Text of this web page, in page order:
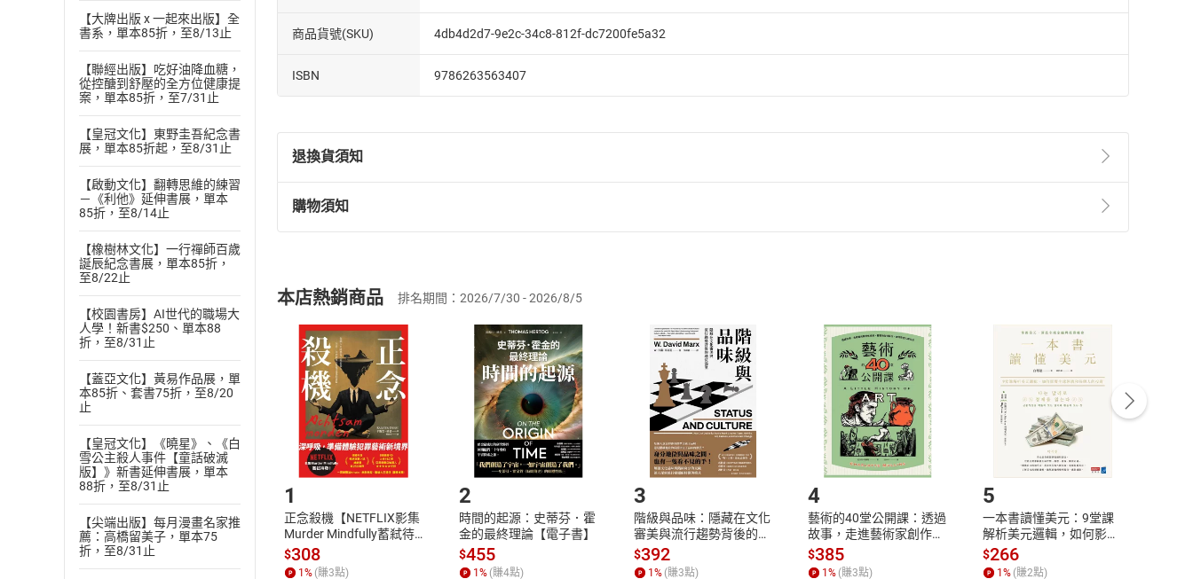
【大牌出版 x 一起來出版】全
書系，單本85折，至8/13止
【聯經出版】吃好油降血糖，
從控醣到舒壓的全方位健康提
案，單本85折，至7/31止
【皇冠文化】東野圭吾紀念書
展，單本85折起，至8/31止
【啟動文化】翻轉思維的練習
－《利他》延伸書展，單本
85折，至8/14止
【橡樹林文化】一行禪師百歲
誕辰紀念書展，單本85折，
至8/22止
【校園書房】AI世代的職場大
人學！新書$250、單本88
折，至8/31止
【蓋亞文化】黃易作品展，單
本85折、套書75折，至8/20
止
【皇冠文化】《曉星》、《白
雪公主殺人事件【童話破滅
版】》新書延伸書展，單本
88折，至8/31止
【尖端出版】每月漫畫名家推
薦：高橋留美子，單本75
折，至8/31止
商品貨號(SKU) 4db4d2d7-9e2c-34c8-812f-dc7200fe5a32
ISBN 9786263563407
退換貨須知
退換貨規定：
(一)依消費者保護法第19條第1項後段暨通訊交易解除權合理例外情事適用準則第2條第5款之規定，「非以有形媒介提供之數位
(二)消費者訂購本店鋪之商品即代表知悉本店鋪所銷售之商品為電子書，屬非以有形媒介提供之數位內容，消費者同意若訂購後
且已下載/存取電子書，不得請求退貨退款。
退貨方式：您欲取消訂單或辦理退貨時，請登入樂天市場，並於「我的訂單」中點選「瀏覽訂單明細」
「申請取消訂單/ 退
貨」，本店鋪將依您的申請進行審核，待審核通過後將為您辦理退款事宜。
請注意，樂天市場須以整筆訂單為單位進行取消/退貨，恕無法以單支商品取消/退貨。
購物須知
挑選商品
Choose
放入購物車
Shopping cart
登入帳號
Login
付款方式
Payment
完成訂單
Complete
購書後，如何開始使用？
Step1.選擇閱讀載具 Step2.登入帳號，下載書籍後看書
本店熱銷商品 排名期間：2026/7/30 - 2026/8/5
1
正念殺機【NETFLIX影集
Murder Mindfully蓄弒待
發】【電子書】
$308
1 % (賺3點)
2
時間的起源：史蒂芬．霍
金的最終理論【電子書】
$455
1 % (賺4點)
3
階級與品味：隱藏在文化
審美與流行趨勢背後的地
位渴望【電子書】
$392
1 % (賺3點)
4
藝術的40堂公開課：透過
故事，走進藝術家創作現
場，看藝術如何誕生、如
何形塑人類生活【電子
$385
1% (賺3點)
5
一本書讀懂美元：9堂課
解析美元邏輯，如何影響
全球經濟和每個人的投資
【電子書】
$266
1% (賺2點)